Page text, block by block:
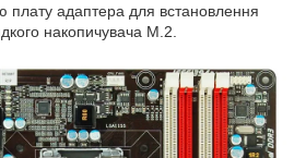
плату адаптера для встановлення
накопичувача M.2.